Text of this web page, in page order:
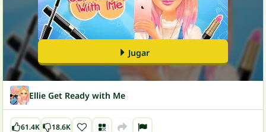
Jugar
Ellie Get Ready with Me
61.4K 18.6K